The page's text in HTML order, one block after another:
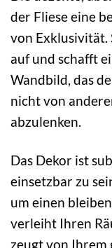
der Fliese eine
von Exklusivität.
auf und schafft
Wandbild, das
nicht von
abzulenken.
Das Dekor ist
einsetzbar zu
um einen
verleiht Ihren
zeugt von Ihrem